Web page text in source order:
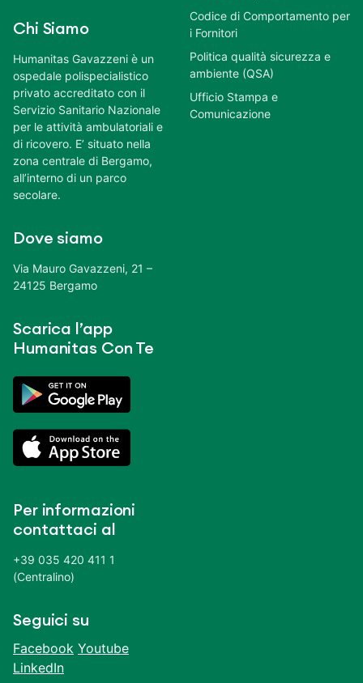
Chi Siamo
Humanitas Gavazzeni è un
ospedale polispecialistico
privato accreditato con il
Servizio Sanitario Nazionale
per le attività ambulatoriali e
di ricovero. E’ situato nella
zona centrale di Bergamo,
all’interno di un parco
secolare.
Dove siamo
Via Mauro Gavazzeni, 21 –
24125 Bergamo
Scarica l’app
Humanitas Con Te
Per informazioni
contattaci al
+39 035 420 411 1
(Centralino)
Seguici su
Facebook Youtube
LinkedIn
Codice di Comportamento per
i Fornitori
Politica qualità sicurezza e
ambiente (QSA)
Ufficio Stampa e
Comunicazione